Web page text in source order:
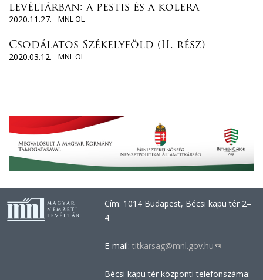
levéltárban: a pestis és a kolera
2020.11.27.
MNL OL
Csodálatos Székelyföld (II. rész)
2020.03.12.
MNL OL
Cím: 1014 Budapest, Bécsi kapu tér 2–
4.
E-mail: titkarsag@mnl.gov.hu(link
e-
Bécsi kapu tér központi telefonszáma: